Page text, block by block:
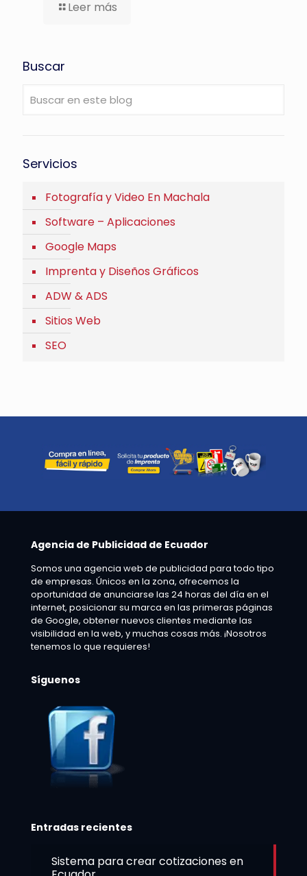
Leer más
Buscar
Servicios
Fotografía y Video En Machala
Software – Aplicaciones
Google Maps
Imprenta y Diseños Gráficos
ADW & ADS
Sitios Web
SEO
Agencia de Publicidad de Ecuador
Somos una agencia web de publicidad para todo tipo
de empresas. Únicos en la zona, ofrecemos la
oportunidad de anunciarse las 24 horas del día en el
internet, posicionar su marca en las primeras páginas
de Google, obtener nuevos clientes mediante las
visibilidad en la web, y muchas cosas más. ¡Nosotros
tenemos lo que requieres!
Síguenos
Entradas recientes
Sistema para crear cotizaciones en